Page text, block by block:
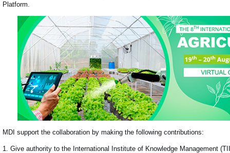
Platform.
MDI support the collaboration by making the following contributions:
1. Give authority to the International Institute of Knowledge Management